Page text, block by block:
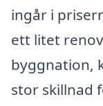
ingår i
ett litet
byggnation,
stor skillnad